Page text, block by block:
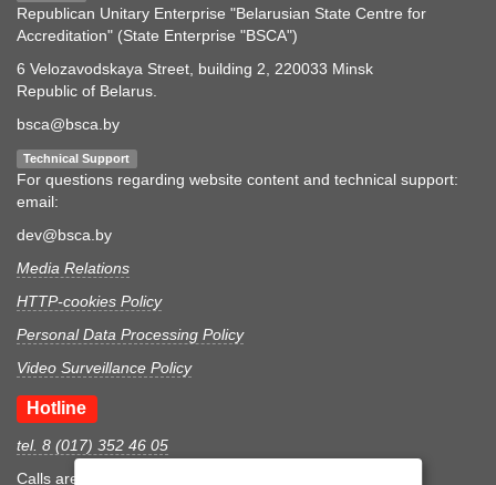
Republican Unitary Enterprise "Belarusian State Centre for
Accreditation" (State Enterprise "BSCA")
6 Velozavodskaya Street, building 2, 220033 Minsk
Republic of Belarus.
bsca@bsca.by
Technical Support
For questions regarding website content and technical support:
email:
dev@bsca.by
Media Relations
HTTP-cookies Policy
Personal Data Processing Policy
Video Surveillance Policy
Hotline
tel. 8 (017) 352 46 05
Calls are accepted during business hours